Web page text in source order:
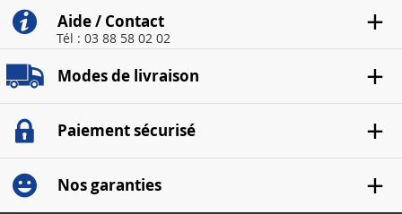
Aide / Contact
Tél : 03 88 58 02 02
Modes de livraison
Paiement sécurisé
Nos garanties